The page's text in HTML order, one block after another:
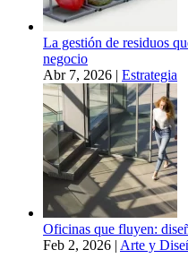
La gestión de residuos
negocio
Abr 7, 2026 | Estrategia
Oficinas que fluyen:
Feb 2, 2026 | Arte y